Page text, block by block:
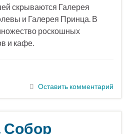
скрываются Галерея
и Галерея Принца. В
роскошных
и кафе.
Оставить комментарий
Собор